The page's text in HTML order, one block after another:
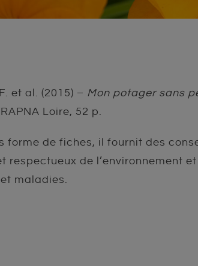
et al. (2015) – Mon potager sans
Loire, 52 p.
forme de fiches, il fournit des
respectueux de l’environnement
maladies.